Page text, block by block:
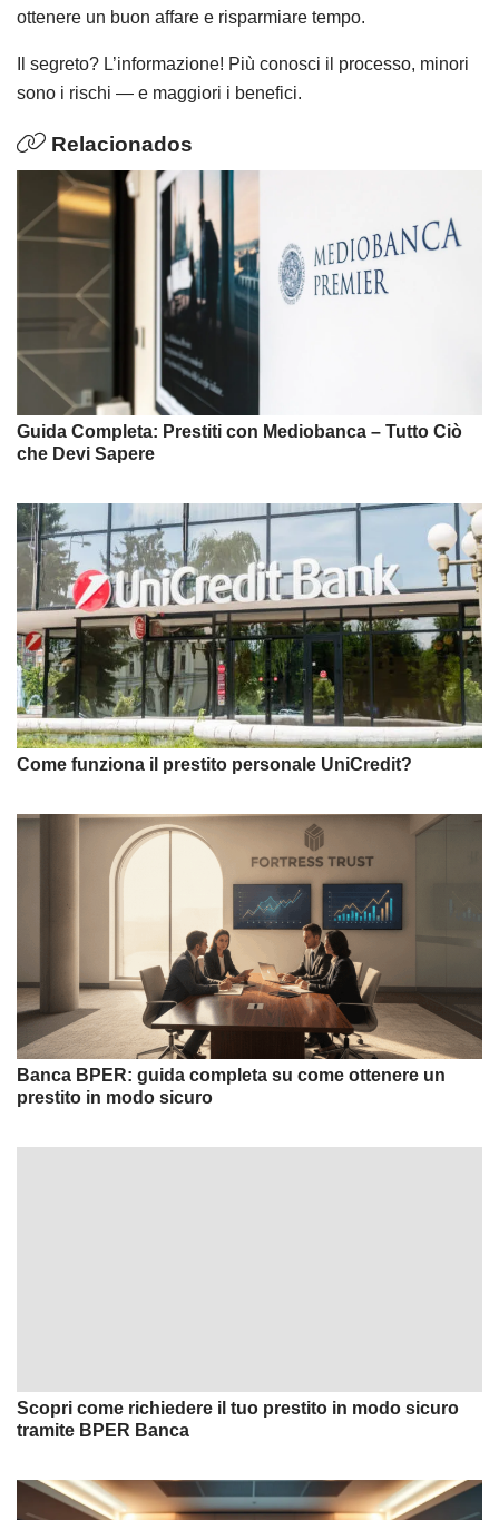
ottenere un buon affare e risparmiare tempo.
Il segreto? L’informazione! Più conosci il processo, minori
sono i rischi — e maggiori i benefici.
Relacionados
Guida Completa: Prestiti con Mediobanca – Tutto Ciò
che Devi Sapere
Come funziona il prestito personale UniCredit?
Banca BPER: guida completa su come ottenere un
prestito in modo sicuro
Scopri come richiedere il tuo prestito in modo sicuro
tramite BPER Banca